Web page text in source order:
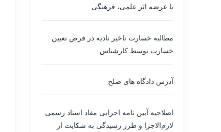
یا عرضه اثر علمی، فرهنگی
مطالبه خسارت تاخیر تادیه در فرض تعیین
خسارت توسط کارشناس
آدرس دادگاه های صلح
اصلاحیه آیین نامه اجرایی مفاد اسناد رسمی
لازم‌الاجرا و طرز رسیدگی به شکایت از